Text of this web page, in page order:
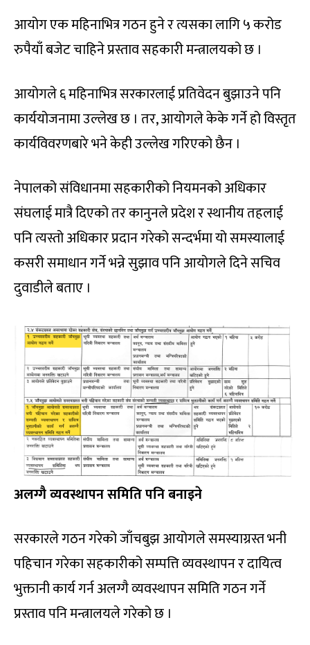
आयोग एक महिनाभित्र गठन हुने र त्यसका लागि ५ करोड
रुपैयाँ बजेट चाहिने प्रस्ताव सहकारी मन्त्रालयको छ ।
आयोगले ६ महिनाभित्र सरकारलाई प्रतिवेदन बुझाउने पनि
कार्ययोजनामा उल्लेख छ । तर, आयोगले केके गर्ने हो विस्तृत
कार्यविवरणबारे भने केही उल्लेख गरिएको छैन ।
नेपालको संविधानमा सहकारीको नियमनको अधिकार
संघलाई मात्रै दिएको तर कानुनले प्रदेश र स्थानीय तहलाई
पनि त्यस्तो अधिकार प्रदान गरेको सन्दर्भमा यो समस्यालाई
कसरी समाधान गर्ने भन्ने सुझाव पनि आयोगले दिने सचिव
दुवाडीले बताए ।
अलग्गै व्यवस्थापन समिति पनि बनाइने
सरकारले गठन गरेको जाँचबुझ आयोगले समस्याग्रस्त भनी
पहिचान गरेका सहकारीको सम्पत्ति व्यवस्थापन र दायित्व
भुक्तानी कार्य गर्न अलग्गै व्यवस्थापन समिति गठन गर्ने
प्रस्ताव पनि मन्त्रालयले गरेको छ ।